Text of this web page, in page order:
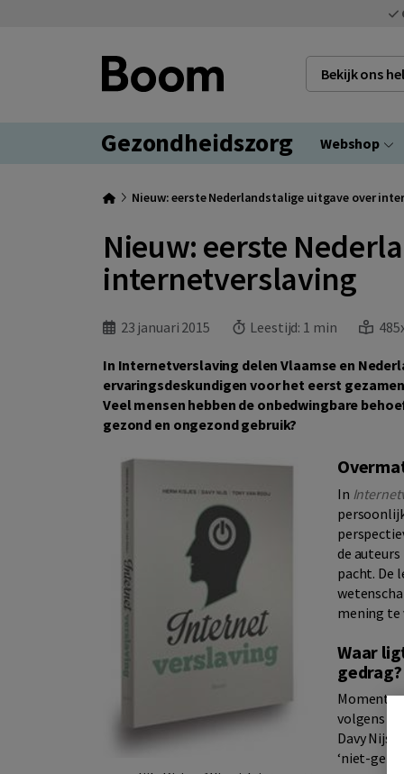
Bekijk ons
Gezondheidszorg Webshop
Nieuw: eerste Nederlandstalige uitgave over
Nieuw: eerste
internetverslaving
23 januari 2015 Leestijd: 1 min
In Internetverslaving delen Vlaamse en
ervaringsdeskundigen voor het eerst
Veel mensen hebben de onbedwingbare
gezond en ongezond gebruik?
In
de
pacht. De
mening te
Waar
gedrag?
volgens
Davy Nijs
‘niet-